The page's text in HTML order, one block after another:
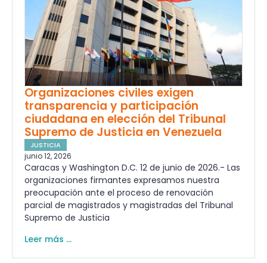
Organizaciones civiles exigen
transparencia y participación
ciudadana en elección del Tribunal
Supremo de Justicia en Venezuela
JUSTICIA
junio 12, 2026
Caracas y Washington D.C. 12 de junio de 2026.- Las
organizaciones firmantes expresamos nuestra
preocupación ante el proceso de renovación
parcial de magistrados y magistradas del Tribunal
Supremo de Justicia
Leer más ...